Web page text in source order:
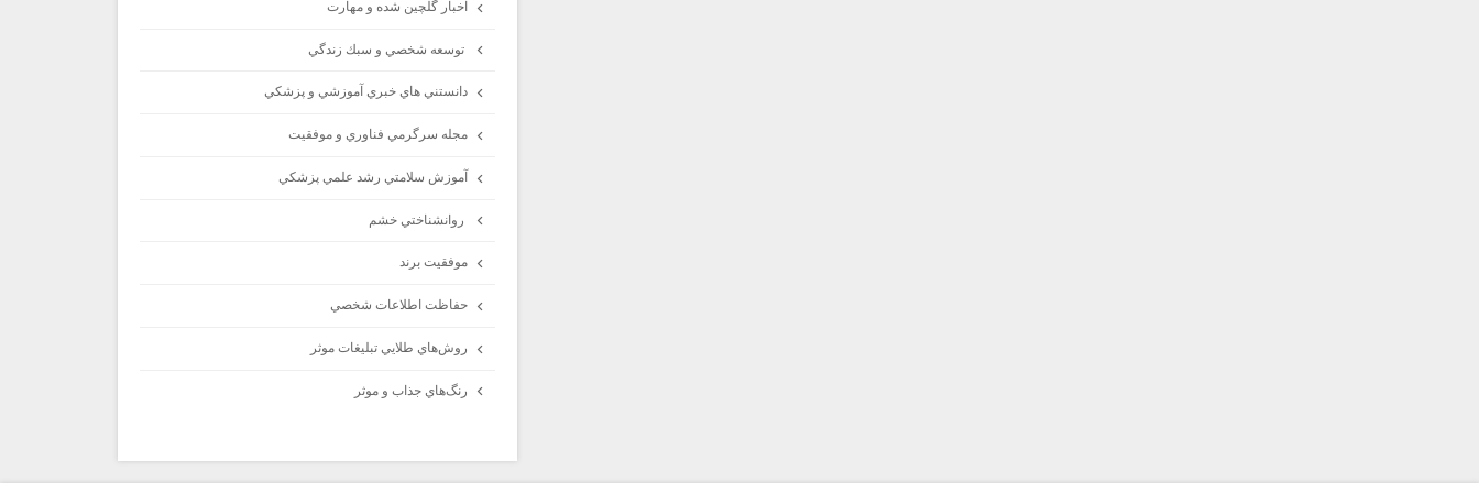
اخبار گلچين شده و مهارت
توسعه شخصي و سبك زندگي
دانستني هاي خبري آموزشي و پزشكي
مجله سرگرمي فناوري و موفقيت
آموزش سلامتي رشد علمي پزشكي
روانشناختي خشم
موفقيت برند
حفاظت اطلاعات شخصي
روش‌هاي طلايي تبليغات موثر
رنگ‌هاي جذاب و موثر